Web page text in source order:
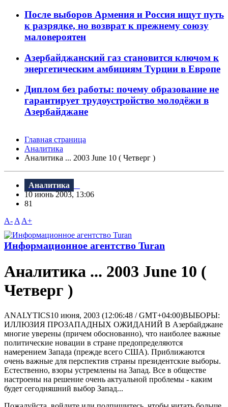
После выборов Армения и Россия ищут путь
к разрядке, но возврат к прежнему союзу
маловероятен
Азербайджанский газ становится ключом к
энергетическим амбициям Турции в Европе
Диплом без работы: почему образование не
гарантирует трудоустройство молодёжи в
Азербайджане
Главная страница
Аналитика
Аналитика ... 2003 June 10 ( Четверг )
Аналитика
10 июнь 2003, 13:06
81
A- A A+
Информационное агентство Turan
Аналитика ... 2003 June 10 (
Четверг )
ANALYTICS10 июня, 2003 (12:06:48 / GMT+04:00)ВЫБОРЫ:
ИЛЛЮЗИЯ ПРОЗАПАДНЫХ ОЖИДАНИЙ В Азербайджане
многие уверены (причем обоснованно), что наиболее важные
политические новации в стране предопределяются
намерением Запада (прежде всего США). Приближаются
очень важные для перспектив страны президентские выборы.
Естественно, взоры устремлены на Запад. Все в обществе
настроены на решение очень актуальной проблемы - каким
будет сегодняшний выбор Запад...